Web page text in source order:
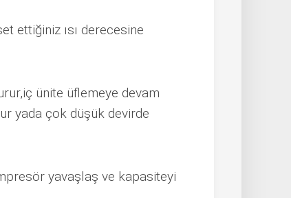
ettiğiniz ısı derecesine
ünite üflemeye devam
yada çok düşük devirde
yavaşlaş ve kapasiteyi